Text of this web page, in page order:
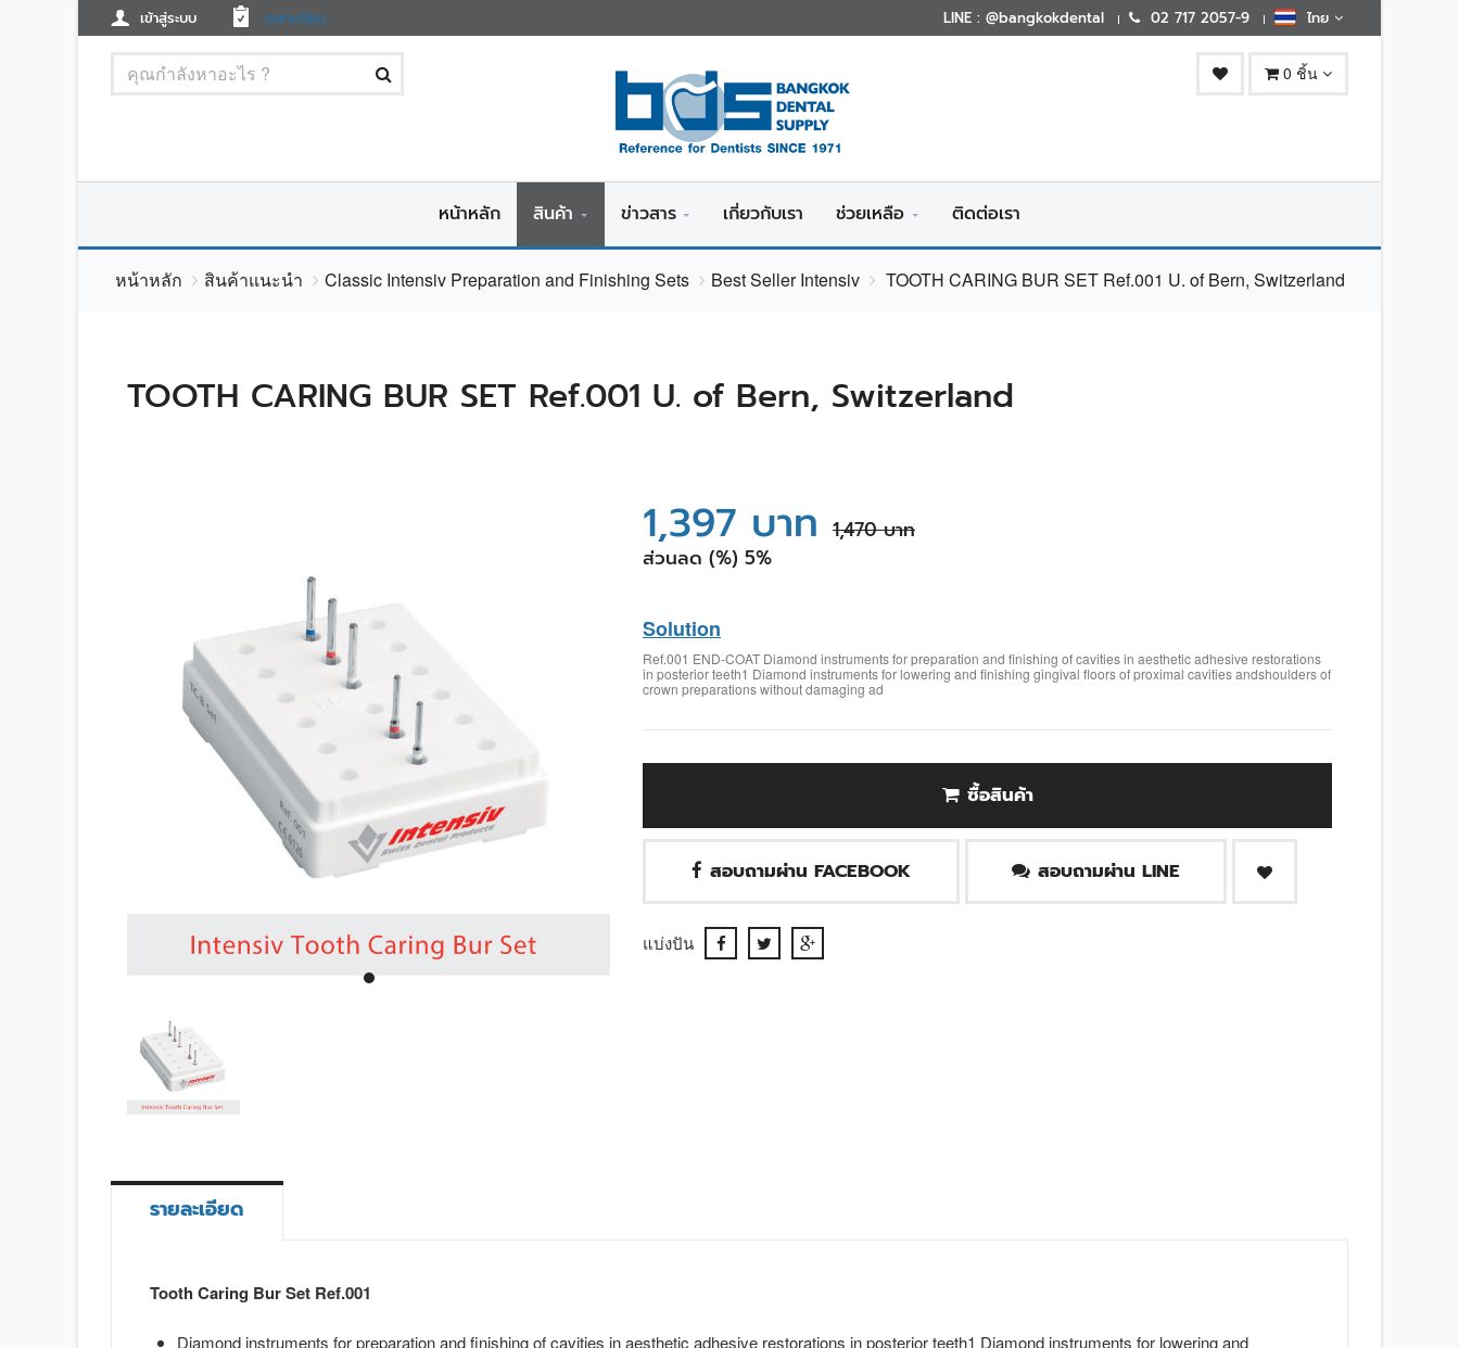
เข้าสู่ระบบ ลงทะเบียน LINE : @bangkokdental 02 717 2057-9 ไทย
0 ชิ้น
หน้าหลัก สินค้า ข่าวสาร เกี่ยวกับเรา ช่วยเหลือ ติดต่อเรา
หน้าหลัก สินค้าแนะนำ Classic Intensiv Preparation and Finishing Sets Best Seller Intensiv TOOTH CARING BUR SET Ref.001 U. of Bern, Switzerland
TOOTH CARING BUR SET Ref.001 U. of Bern, Switzerland
1,397 บาท 1,470 บาท
ส่วนลด (%) 5%
Solution
Ref.001 END-COAT Diamond instruments for preparation and finishing of cavities in aesthetic adhesive restorations
in posterior teeth1 Diamond instruments for lowering and finishing gingival floors of proximal cavities andshoulders of
crown preparations without damaging ad
ซื้อสินค้า
สอบถามผ่าน FACEBOOK สอบถามผ่าน LINE
แบ่งปัน
รายละเอียด
Tooth Caring Bur Set Ref.001
Diamond instruments for preparation and finishing of cavities in aesthetic adhesive restorations in posterior teeth1 Diamond instruments for lowering and